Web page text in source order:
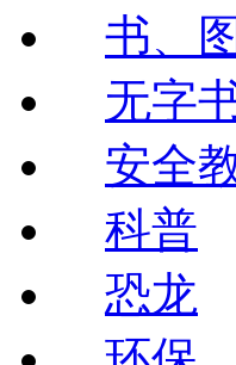
书、
无字
安全
科普
恐龙